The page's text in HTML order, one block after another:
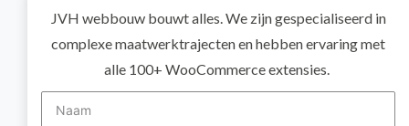
JVH webbouw bouwt alles. We zijn gespecialiseerd in
complexe maatwerktrajecten en hebben ervaring met
alle 100+ WooCommerce extensies.